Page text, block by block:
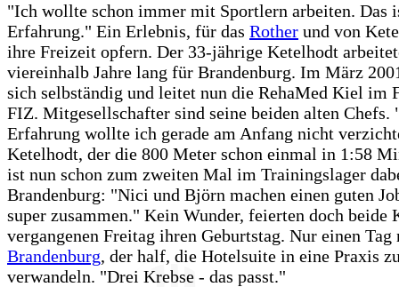
"Ich wollte schon immer mit Sportlern arbeiten. Das
Erfahrung." Ein Erlebnis, für das Rother und von
ihre Freizeit opfern. Der 33-jährige Ketelhodt
viereinhalb Jahre lang für Brandenburg. Im März
sich selbständig und leitet nun die RehaMed Kiel im
FIZ. Mitgesellschafter sind seine beiden alten Chefs.
Erfahrung wollte ich gerade am Anfang nicht
Ketelhodt, der die 800 Meter schon einmal in 1:58
ist nun schon zum zweiten Mal im Trainingslager
Brandenburg: "Nici und Björn machen einen guten
super zusammen." Kein Wunder, feierten doch beide
vergangenen Freitag ihren Geburtstag. Nur einen Tag
Brandenburg, der half, die Hotelsuite in eine Praxis
verwandeln. "Drei Krebse - das passt."